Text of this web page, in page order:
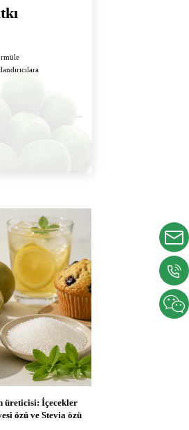
üreticisi: İçecekler
özü ve Stevia özü